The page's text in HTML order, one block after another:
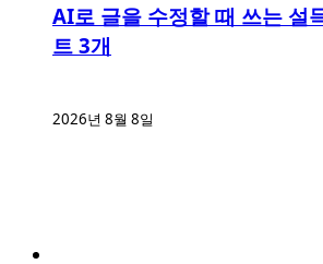
AI로 글을 수정할 때 쓰는 설
트 3개
2026년 8월 8일